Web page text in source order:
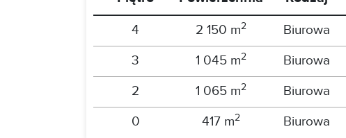
4 2 150 m2 Biurowa
3
1 045 m2 Biurowa
2
1 065 m2 Biurowa
0
417 m2 Biurowa